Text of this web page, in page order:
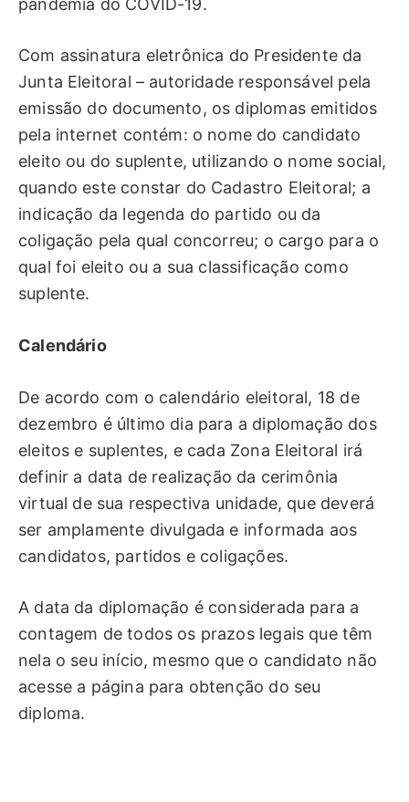
Com assinatura eletrônica do Presidente da
Junta Eleitoral – autoridade responsável pela
emissão do documento, os diplomas emitidos
pela internet contém: o nome do candidato
eleito ou do suplente, utilizando o nome social,
quando este constar do Cadastro Eleitoral; a
indicação da legenda do partido ou da
coligação pela qual concorreu; o cargo para o
qual foi eleito ou a sua classificação como
suplente.
Calendário
De acordo com o calendário eleitoral, 18 de
dezembro é último dia para a diplomação dos
eleitos e suplentes, e cada Zona Eleitoral irá
definir a data de realização da cerimônia
virtual de sua respectiva unidade, que deverá
ser amplamente divulgada e informada aos
candidatos, partidos e coligações.
A data da diplomação é considerada para a
contagem de todos os prazos legais que têm
nela o seu início, mesmo que o candidato não
acesse a página para obtenção do seu
diploma.